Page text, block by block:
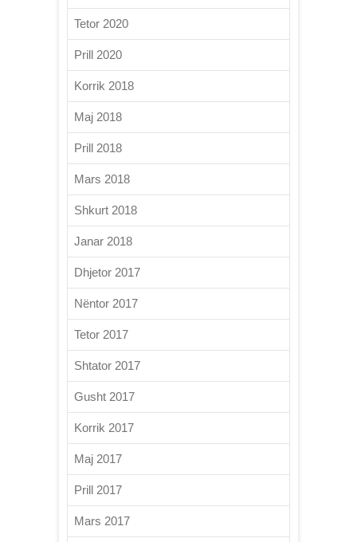
Tetor 2020
Prill 2020
Korrik 2018
Maj 2018
Prill 2018
Mars 2018
Shkurt 2018
Janar 2018
Dhjetor 2017
Nëntor 2017
Tetor 2017
Shtator 2017
Gusht 2017
Korrik 2017
Maj 2017
Prill 2017
Mars 2017